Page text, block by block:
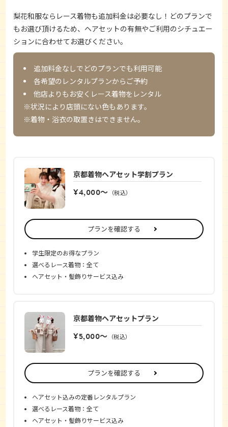
梨花和服ならレース着物も追加料金は必要なし！どのプランで
もお選び頂けるため、ヘアセットの有無やご利用のシチュエー
ションに合わせてお選びください。
追加料金なしでどのプランでも利用可能
各希望のレンタルプランからご予約
他店よりもお安くレース着物をレンタル
※状況により店頭にない色もあります。
※着物・浴衣の取置きはできません。
京都着物ヘアセット学割プラン
¥4,000〜 （税込）
プランを確認する
学生限定のお得なプラン
選べるレース着物：全て
ヘアセット・髪飾りサービス込み
京都着物ヘアセットプラン
¥5,000〜 （税込）
プランを確認する
ヘアセット込みの定番レンタルプラン
選べるレース着物：全て
ヘアセット・髪飾りサービス込み